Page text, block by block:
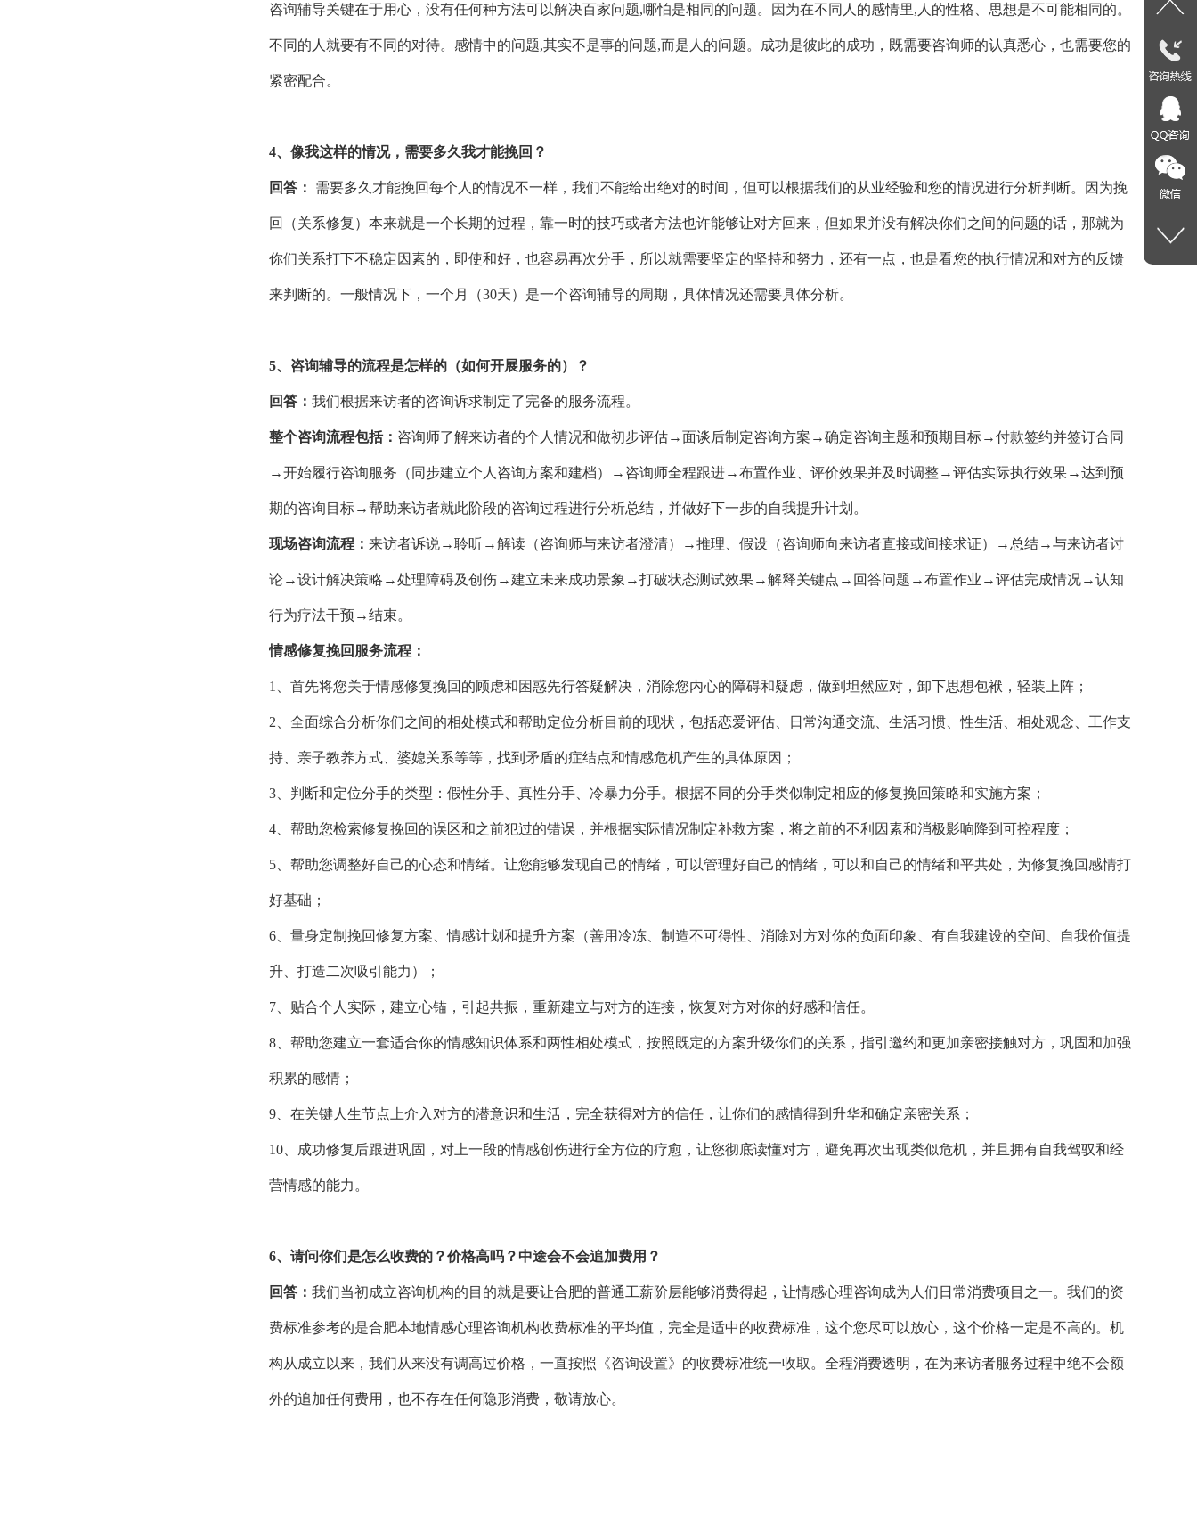
咨询辅导关键在于用心，没有任何种方法可以解决百家问题,哪怕是相同的问题。因为在不同人的感情里,人的性格、思想是不可能相同的。
不同的人就要有不同的对待。感情中的问题,其实不是事的问题,而是人的问题。成功是彼此的成功，既需要咨询师的认真悉心，也需要您的
紧密配合。
4、像我这样的情况，需要多久我才能挽回？
回答： 需要多久才能挽回每个人的情况不一样，我们不能给出绝对的时间，但可以根据我们的从业经验和您的情况进行分析判断。因为挽
回（关系修复）本来就是一个长期的过程，靠一时的技巧或者方法也许能够让对方回来，但如果并没有解决你们之间的问题的话，那就为
你们关系打下不稳定因素的，即使和好，也容易再次分手，所以就需要坚定的坚持和努力，还有一点，也是看您的执行情况和对方的反馈
来判断的。一般情况下，一个月（30天）是一个咨询辅导的周期，具体情况还需要具体分析。
5、咨询辅导的流程是怎样的（如何开展服务的）？
回答： 我们根据来访者的咨询诉求制定了完备的服务流程。
整个咨询流程包括： 咨询师了解来访者的个人情况和做初步评估→面谈后制定咨询方案→确定咨询主题和预期目标→付款签约并签订合同
→开始履行咨询服务（同步建立个人咨询方案和建档）→咨询师全程跟进→布置作业、评价效果并及时调整→评估实际执行效果→达到预
期的咨询目标→帮助来访者就此阶段的咨询过程进行分析总结，并做好下一步的自我提升计划。
现场咨询流程： 来访者诉说→聆听→解读（咨询师与来访者澄清）→推理、假设（咨询师向来访者直接或间接求证）→总结→与来访者讨
论→设计解决策略→处理障碍及创伤→建立未来成功景象→打破状态测试效果→解释关键点→回答问题→布置作业→评估完成情况→认知
行为疗法干预→结束。
情感修复挽回服务流程：
1、首先将您关于情感修复挽回的顾虑和困惑先行答疑解决，消除您内心的障碍和疑虑，做到坦然应对，卸下思想包袱，轻装上阵；
2、全面综合分析你们之间的相处模式和帮助定位分析目前的现状，包括恋爱评估、日常沟通交流、生活习惯、性生活、相处观念、工作支
持、亲子教养方式、婆媳关系等等，找到矛盾的症结点和情感危机产生的具体原因；
3、判断和定位分手的类型：假性分手、真性分手、冷暴力分手。根据不同的分手类似制定相应的修复挽回策略和实施方案；
4、帮助您检索修复挽回的误区和之前犯过的错误，并根据实际情况制定补救方案，将之前的不利因素和消极影响降到可控程度；
5、帮助您调整好自己的心态和情绪。让您能够发现自己的情绪，可以管理好自己的情绪，可以和自己的情绪和平共处，为修复挽回感情打
好基础；
6、量身定制挽回修复方案、情感计划和提升方案（善用冷冻、制造不可得性、消除对方对你的负面印象、有自我建设的空间、自我价值提
升、打造二次吸引能力）；
7、贴合个人实际，建立心锚，引起共振，重新建立与对方的连接，恢复对方对你的好感和信任。
8、帮助您建立一套适合你的情感知识体系和两性相处模式，按照既定的方案升级你们的关系，指引邀约和更加亲密接触对方，巩固和加强
积累的感情；
9、在关键人生节点上介入对方的潜意识和生活，完全获得对方的信任，让你们的感情得到升华和确定亲密关系；
10、成功修复后跟进巩固，对上一段的情感创伤进行全方位的疗愈，让您彻底读懂对方，避免再次出现类似危机，并且拥有自我驾驭和经
营情感的能力。
6、请问你们是怎么收费的？价格高吗？中途会不会追加费用？
回答： 我们当初成立咨询机构的目的就是要让合肥的普通工薪阶层能够消费得起，让情感心理咨询成为人们日常消费项目之一。 我们的资
费标准参考的是合肥本地情感心理咨询机构收费标准的平均值，完全是适中的收费标准，这个您尽可以放心，这个价格一定是不高的。机
构从成立以来，我们从来没有调高过价格，一直按照《咨询设置》的收费标准统一收取。全程消费透明，在为来访者服务过程中绝不会额
外的追加任何费用，也不存在任何隐形消费，敬请放心。